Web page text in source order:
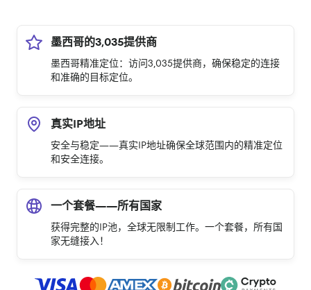
墨西哥的3,035提供商
墨西哥精准定位：访问3,035提供商，确保稳定的连接
和准确的目标定位。
真实IP地址
安全与稳定——真实IP地址确保全球范围内的精准定位
和安全连接。
一个套餐——所有国家
获得完整的IP池，全球无限制工作。一个套餐，所有国
家无缝接入！